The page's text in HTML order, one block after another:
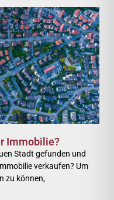
Immobilie?
Stadt gefunden und
verkaufen? Um
zu können,